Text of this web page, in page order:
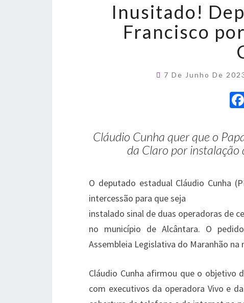
Inusitado!
Francisco
7 De Junho De
Cláudio Cunha quer que o
da Claro por
O deputado estadual Cláudio Cunha
intercessão para que seja
instalado sinal de duas operadoras de
no município de Alcântara. O
Assembleia Legislativa do Maranhão
Cláudio Cunha afirmou que o objetivo
com executivos da operadora Vivo e